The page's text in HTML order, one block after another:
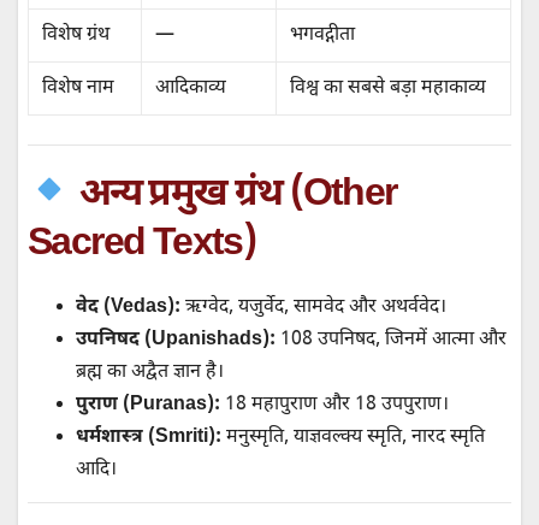
विशेष ग्रंथ — भगवद्गीता
विशेष नाम आदिकाव्य विश्व का सबसे बड़ा महाकाव्य
अन्य प्रमुख ग्रंथ (Other
Sacred Texts)
वेद (Vedas): ऋग्वेद, यजुर्वेद, सामवेद और अथर्ववेद।
उपनिषद (Upanishads): 108 उपनिषद, जिनमें आत्मा और
ब्रह्म का अद्वैत ज्ञान है।
पुराण (Puranas): 18 महापुराण और 18 उपपुराण।
धर्मशास्त्र (Smriti): मनुस्मृति, याज्ञवल्क्य स्मृति, नारद स्मृति
आदि।